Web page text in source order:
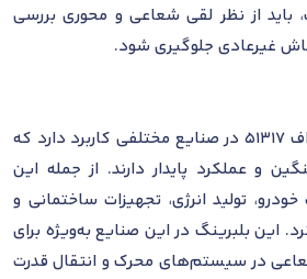
از نظر لقی شعاعی و محوری بررسی
غیرعادی جلوگیری شود.
بلبرینگ کف گرد اس کا اف 51317 در صنایع مختلفی کاربرد دارد که
و عملکرد پایدار دارند. از جمله این
تولید انرژی، تجهیزات ساختمانی و
این بلبرینگ در این صنایع به‌ویژه برای
در سیستم‌های محرک و انتقال قدرت